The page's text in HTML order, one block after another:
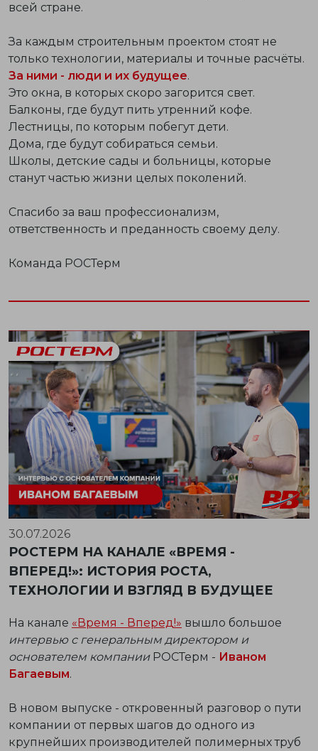
всей стране.
За каждым строительным проектом стоят не
только технологии, материалы и точные расчёты.
За ними - люди и их будущее.
Это окна, в которых скоро загорится свет.
Балконы, где будут пить утренний кофе.
Лестницы, по которым побегут дети.
Дома, где будут собираться семьи.
Школы, детские сады и больницы, которые
станут частью жизни целых поколений.
Спасибо за ваш профессионализм,
ответственность и преданность своему делу.
Команда РОСТерм
30.07.2026
РОСТЕРМ НА КАНАЛЕ «ВРЕМЯ -
ВПЕРЕД!»: ИСТОРИЯ РОСТА,
ТЕХНОЛОГИИ И ВЗГЛЯД В БУДУЩЕЕ
На канале «Время - Вперед!» вышло большое
интервью с генеральным директором и
основателем компанииРОСТерм - Иваном
Багаевым.
В новом выпуске - откровенный разговор о пути
компании от первых шагов до одного из
крупнейших производителей полимерных труб